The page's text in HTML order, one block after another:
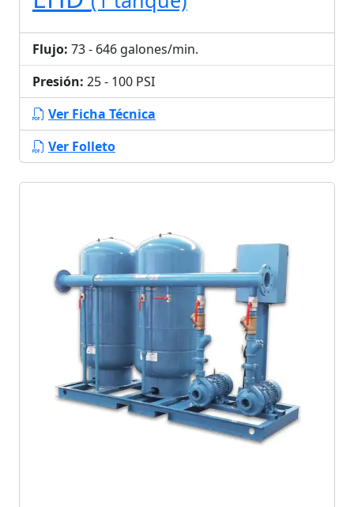
Flujo: 73 - 646 galones/min.
Presión: 25 - 100 PSI
Ver Ficha Técnica
Ver Folleto